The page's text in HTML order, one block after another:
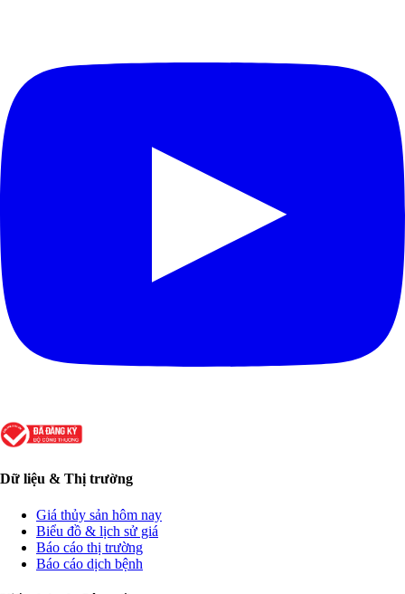
Dữ liệu & Thị trường
Giá thủy sản hôm nay
Biểu đồ & lịch sử giá
Báo cáo thị trường
Báo cáo dịch bệnh